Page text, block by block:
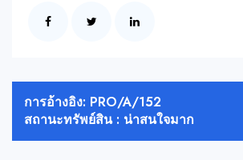
การอ้างอิง: PRO/A/152
สถานะทรัพย์สิน : น่าสนใจมาก